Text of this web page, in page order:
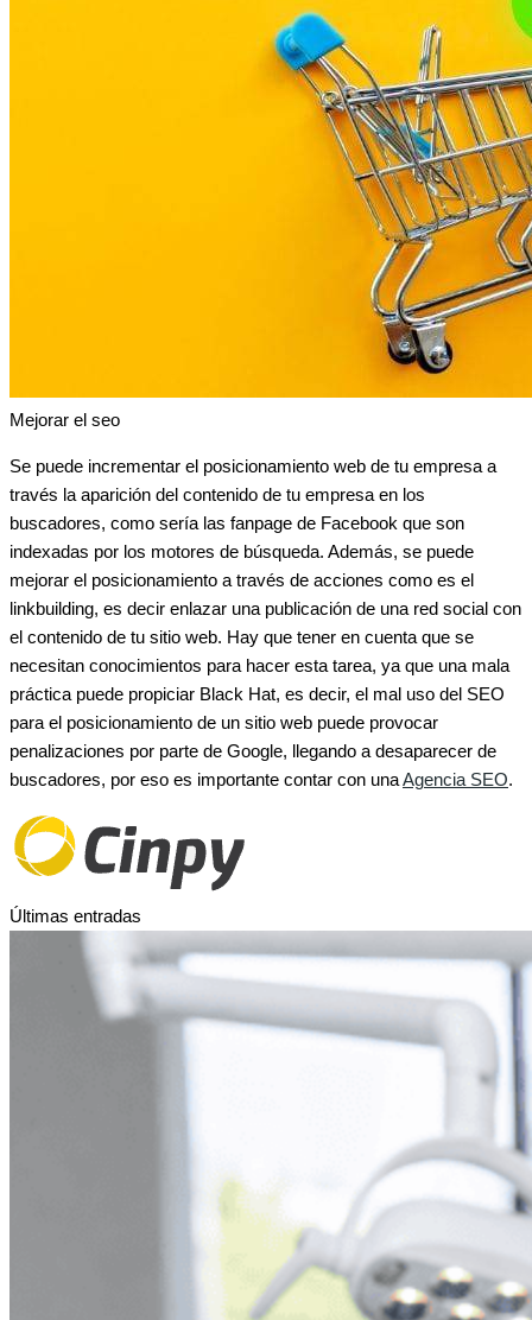
Mejorar el seo
Se puede incrementar el posicionamiento web de tu empresa a
través la aparición del contenido de tu empresa en los
buscadores, como sería las fanpage de Facebook que son
indexadas por los motores de búsqueda. Además, se puede
mejorar el posicionamiento a través de acciones como es el
linkbuilding, es decir enlazar una publicación de una red social con
el contenido de tu sitio web. Hay que tener en cuenta que se
necesitan conocimientos para hacer esta tarea, ya que una mala
práctica puede propiciar Black Hat, es decir, el mal uso del SEO
para el posicionamiento de un sitio web puede provocar
penalizaciones por parte de Google, llegando a desaparecer de
buscadores, por eso es importante contar con unaAgencia SEO.
Últimas entradas